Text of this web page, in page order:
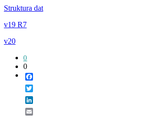
Struktura dat
v19 R7
v20
0
0